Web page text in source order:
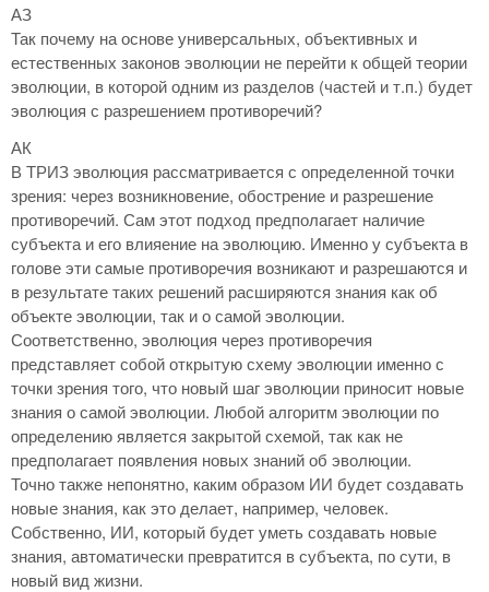
АЗ
Так почему на основе универсальных, объективных и
естественных законов эволюции не перейти к общей теории
эволюции, в которой одним из разделов (частей и т.п.) будет
эволюция с разрешением противоречий?
АК
В ТРИЗ эволюция рассматривается с определенной точки
зрения: через возникновение, обострение и разрешение
противоречий. Сам этот подход предполагает наличие
субъекта и его влияение на эволюцию. Именно у субъекта в
голове эти самые противоречия возникают и разрешаются и
в результате таких решений расширяются знания как об
объекте эволюции, так и о самой эволюции.
Соответственно, эволюция через противоречия
представляет собой открытую схему эволюции именно с
точки зрения того, что новый шаг эволюции приносит новые
знания о самой эволюции. Любой алгоритм эволюции по
определению является закрытой схемой, так как не
предполагает появления новых знаний об эволюции.
Точно также непонятно, каким образом ИИ будет создавать
новые знания, как это делает, например, человек.
Собственно, ИИ, который будет уметь создавать новые
знания, автоматически превратится в субъекта, по сути, в
новый вид жизни.